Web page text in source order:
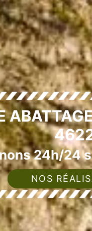
24h/24
NOS